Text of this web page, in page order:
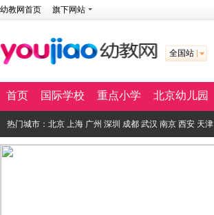
幼教网首页 旗下网站
全国站
首页 国际学校 重点小学 北京幼儿园
热门城市： 北京 上海 广州 深圳 成都 武汉 南京 西安 天津